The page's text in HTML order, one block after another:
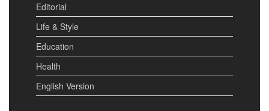
Editorial
Life & Style
Education
Health
English Version